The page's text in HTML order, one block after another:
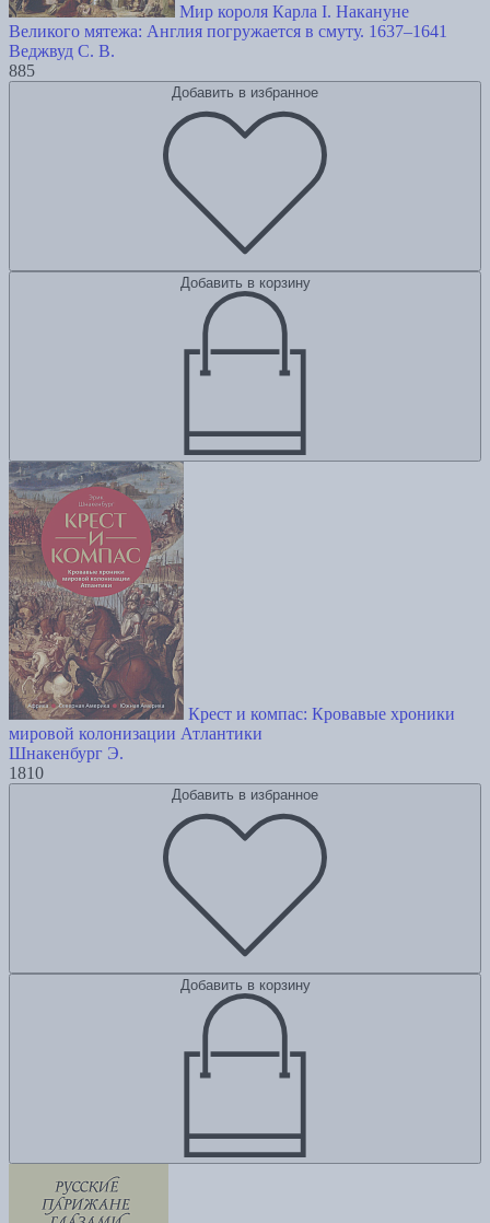
Мир короля Карла I. Накануне
Великого мятежа: Англия погружается в смуту. 1637–1641
Веджвуд С. В.
885
Добавить в избранное
Добавить в корзину
Крест и компас: Кровавые хроники
мировой колонизации Атлантики
Шнакенбург Э.
1810
Добавить в избранное
Добавить в корзину